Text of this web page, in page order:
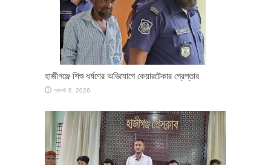
হাজীগঞ্জে শিশু ধর্ষণের অভিযোগে কেয়ারটেকার গ্রেপ্তার
আগস্ট 6, 2026